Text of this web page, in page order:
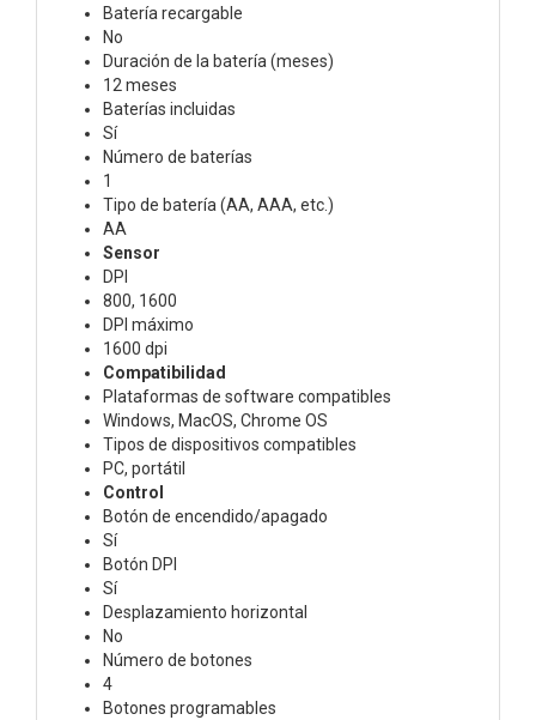
Batería recargable
No
Duración de la batería (meses)
12 meses
Baterías incluidas
Sí
Número de baterías
1
Tipo de batería (AA, AAA, etc.)
AA
Sensor
DPI
800, 1600
DPI máximo
1600 dpi
Compatibilidad
Plataformas de software compatibles
Windows, MacOS, Chrome OS
Tipos de dispositivos compatibles
PC, portátil
Control
Botón de encendido/apagado
Sí
Botón DPI
Sí
Desplazamiento horizontal
No
Número de botones
4
Botones programables